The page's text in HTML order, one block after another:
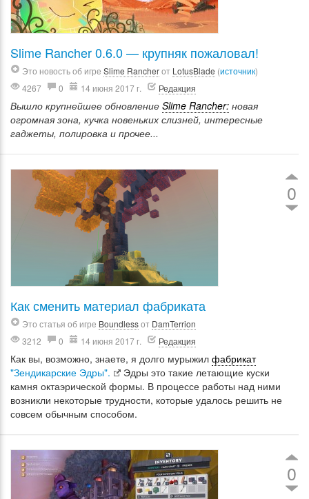
Slime Rancher 0.6.0 — крупняк пожаловал!
Это новость об игре Slime Rancherот LotusBlade (источник)
4267
0 14 июня 2017 г. Редакция
Вышло крупнейшее обновление Slime Rancher: новая
огромная зона, кучка новеньких слизней, интересные
гаджеты, полировка и прочее...
0
Как сменить материал фабриката
Это статья об игре Boundlessот DamTerrion
3212
0 14 июня 2017 г. Редакция
Как вы, возможно, знаете, я долго мурыжил фабрикат
"Зендикарские Эдры".
Эдры это такие летающие куски
камня октаэрической формы. В процессе работы над ними
возникли некоторые трудности, которые удалось решить не
совсем обычным способом.
0